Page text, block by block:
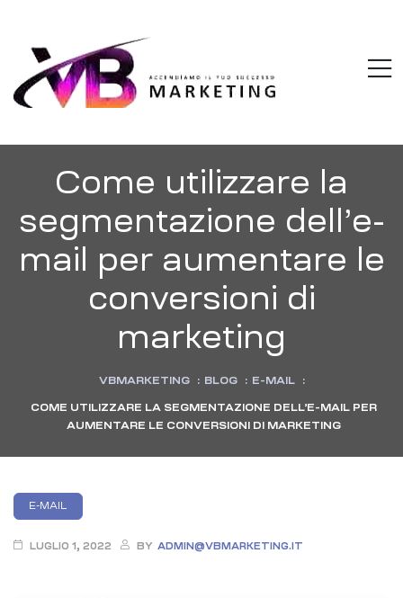
Come utilizzare la
segmentazione dell’e-
mail per aumentare le
conversioni di
marketing
VBMARKETING : BLOG : E-MAIL :
COME UTILIZZARE LA SEGMENTAZIONE DELL’E-MAIL PER
AUMENTARE LE CONVERSIONI DI MARKETING
Categories
E-MAIL
LUGLIO 1, 2022 BY ADMIN@VBMARKETING.IT